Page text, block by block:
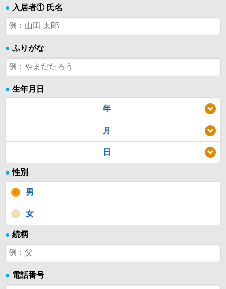
● 入居者① 氏名
● ふりがな
● 生年月日
年
月
日
● 性別
男
女
● 続柄
● 電話番号